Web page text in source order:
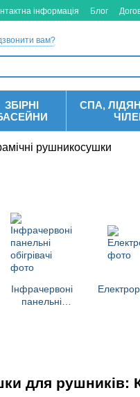
інформація Блог
вам?
ЗБІРНІ
СПА,
рушникосушки
Інфрачервоні
панельні
для рушників: